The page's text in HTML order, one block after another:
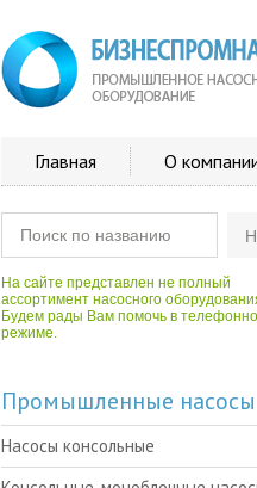
Главная О
На сайте представлен не полный
ассортимент насосного
Будем рады Вам помочь в
режиме.
Промышленные насосы
Насосы консольные